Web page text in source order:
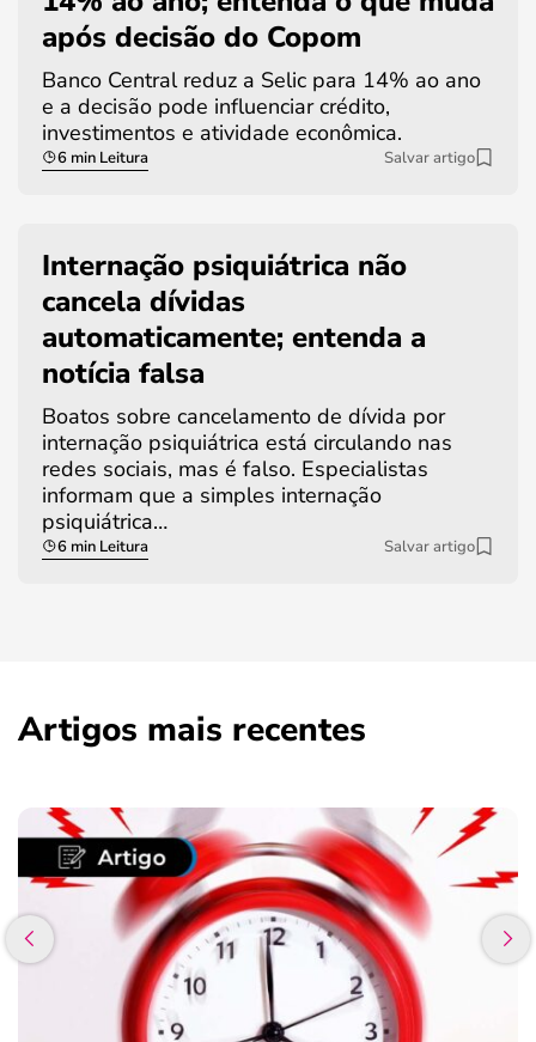
após decisão do Copom
Banco Central reduz a Selic para 14% ao ano
e a decisão pode influenciar crédito,
investimentos e atividade econômica.
6 min Leitura Salvar artigo
Internação psiquiátrica não
cancela dívidas
automaticamente; entenda a
notícia falsa
Boatos sobre cancelamento de dívida por
internação psiquiátrica está circulando nas
redes sociais, mas é falso. Especialistas
informam que a simples internação
psiquiátrica…
6 min Leitura Salvar artigo
Artigos mais recentes